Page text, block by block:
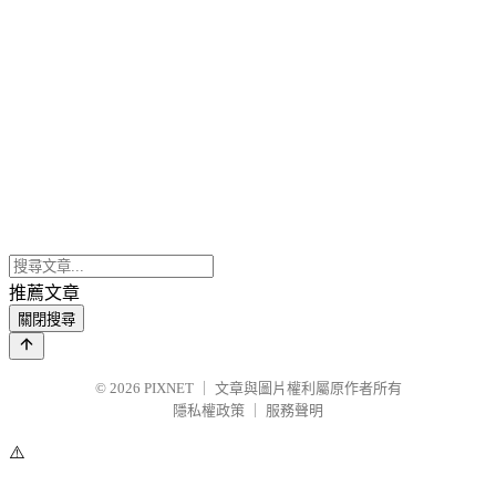
推薦文章
關閉搜尋
© 2026 PIXNET
文章與圖片權利屬原作者所有
隱私權政策
服務聲明
⚠️